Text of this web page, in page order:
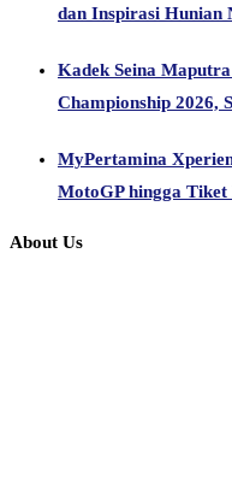
dan Inspirasi Hunian
Kadek Seina
Championship 2026,
MyPertamina
MotoGP hingga
About Us